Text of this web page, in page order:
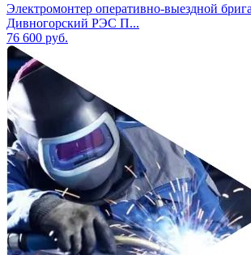
Электромонтер оперативно-выездной
Дивногорский РЭС П...
76 600 руб.